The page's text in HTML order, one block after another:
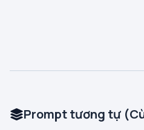
Prompt tương tự